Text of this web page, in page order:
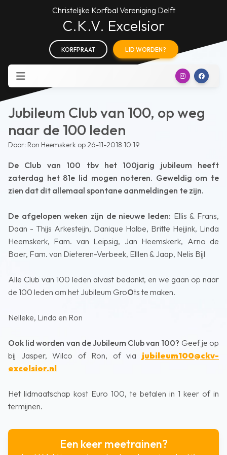
Christelijke Korfbal Vereniging Delft
C.K.V. Excelsior
KORFPRAAT LID WORDEN?
Jubileum Club van 100, op weg
naar de 100 leden
Door: Ron Heemskerk op 26-11-2018 10:19
De Club van 100 tbv het 100jarig jubileum heeft
zaterdag het 81e lid mogen noteren. Geweldig om te
zien dat dit allemaal spontane aanmeldingen te zijn.
De afgelopen weken zijn de nieuwe leden: Ellis & Frans,
Daan - Thijs Arkesteijn, Danique Halbe, Britte Heijink, Linda
Heemskerk, Fam. van Leipsig, Jan Heemskerk, Arno de
Boer, Fam. van Dieteren-Verbeek, Elllen & Jaap, Nelis Bijl
Alle Club van 100 leden alvast bedankt, en we gaan op naar
de 100 leden om het Jubileum GroOts te maken.
Nelleke, Linda en Ron
Ook lid worden van de Jubileum Club van 100? Geef je op
bij Jasper, Wilco of Ron, of via jubileum100@ckv-
excelsior.nl
Het lidmaatschap kost Euro 100, te betalen in 1 keer of in
termijnen.
Een keer meetrainen?